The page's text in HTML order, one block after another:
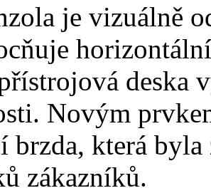
je vizuálně
deska
Novým
brzda, která byla
zákazníků.